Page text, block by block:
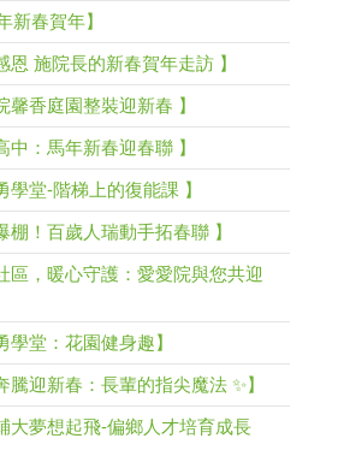
新春賀年】
恩 施院長的新春賀年走訪 】
馨香庭園整裝迎新春 】
中：馬年新春迎春聯 】
學堂-階梯上的復能課 】
棚！百歲人瑞動手拓春聯 】
區，暖心守護：愛愛院與您共迎
學堂：花園健身趣】
騰迎新春：長輩的指尖魔法 ✨】
大夢想起飛-偏鄉人才培育成長